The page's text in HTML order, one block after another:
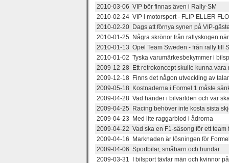
2010-03-06 VIP bör finnas även i Rally-SM
2010-02-24 VIP i motorsport - FLIP ELLER
2010-02-20 Dags att förnya synen på VIP-
2010-01-25 Några skrönor från rallyskogen
2010-01-13 Opel Team Sweden - från rally till
2010-01-02 Tyska varumärkesbekymmer i
2009-12-28 Ett retrokoncept skulle kunna vara
2009-12-18 Finns det någon utveckling av
2009-05-18 Kostnaderna i Formel 1 måste
2009-04-28 Vad händer i bilvärlden och var
2009-04-25 Racing behöver inte kosta sista
2009-04-23 Med lite raggarblod i ådrorna
2009-04-22 Vad ska en F1-säsong för ett team
2009-04-16 Marknaden är lösningen för
2009-04-06 Sportbilar, småbarn och hundar
2009-03-31 I bilsport tävlar män och kvinnor